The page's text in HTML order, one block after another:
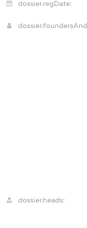
dossier.regDate:
dossier.heads: